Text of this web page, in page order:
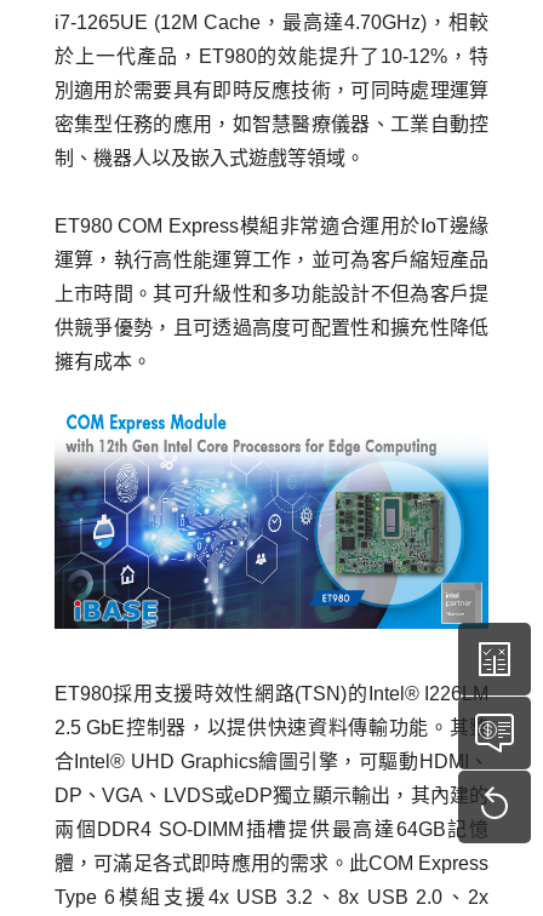
i7-1265UE (12M Cache，最高達4.70GHz)，相較
於上一代產品，ET980的效能提升了10-12%，特
別適用於需要具有即時反應技術，可同時處理運算
密集型任務的應用，如智慧醫療儀器、工業自動控
制、機器人以及嵌入式遊戲等領域。
ET980 COM Express模組非常適合運用於IoT邊緣
運算，執行高性能運算工作，並可為客戶縮短產品
上市時間。其可升級性和多功能設計不但為客戶提
供競爭優勢，且可透過高度可配置性和擴充性降低
擁有成本。
ET980採用支援時效性網路(TSN)的Intel® I226LM
2.5 GbE控制器，以提供快速資料傳輸功能。其整
合Intel® UHD Graphics繪圖引擎，可驅動HDMI、
DP、VGA、LVDS或eDP獨立顯示輸出，其內建的
兩個DDR4 SO-DIMM插槽提供最高達64GB記憶
體，可滿足各式即時應用的需求。此COM Express
Type 6模組支援4x USB 3.2、8x USB 2.0、2x